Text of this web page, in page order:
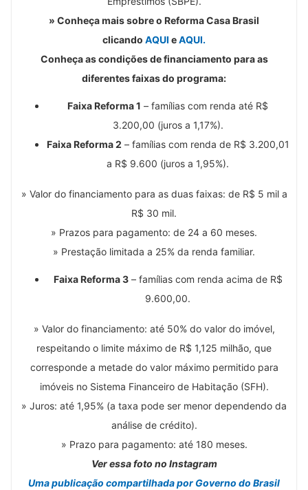
» Conheça mais sobre o Reforma Casa Brasil
clicando AQUI eAQUI.
Conheça as condições de financiamento para as
diferentes faixas do programa:
Faixa Reforma 1 – famílias com renda até R$
3.200,00 (juros a 1,17%).
Faixa Reforma 2 – famílias com renda de R$ 3.200,01
a R$ 9.600 (juros a 1,95%).
» Valor do financiamento para as duas faixas: de R$ 5 mil a
R$ 30 mil.
» Prazos para pagamento: de 24 a 60 meses.
» Prestação limitada a 25% da renda familiar.
Faixa Reforma 3– famílias com renda acima de R$
9.600,00.
» Valor do financiamento: até 50% do valor do imóvel,
respeitando o limite máximo de R$ 1,125 milhão, que
corresponde a metade do valor máximo permitido para
imóveis no Sistema Financeiro de Habitação (SFH).
» Juros: até 1,95% (a taxa pode ser menor dependendo da
análise de crédito).
» Prazo para pagamento: até 180 meses.
Ver essa foto no Instagram
Uma publicação compartilhada por Governo do Brasil